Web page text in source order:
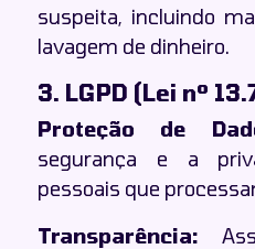
suspeita, incluindo
lavagem de dinheiro.
3. LGPD (Lei nº
Proteção de
segurança e a
pessoais que
Transparência: